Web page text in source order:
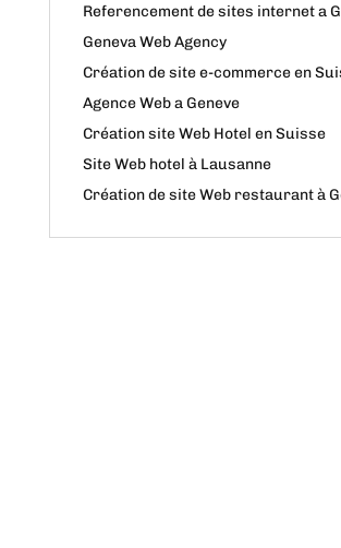
Referencement de sites internet a
Geneva Web Agency
Création de site e-commerce en
Agence Web a Geneve
Création site Web Hotel en Suisse
Site Web hotel à Lausanne
Création de site Web restaurant à